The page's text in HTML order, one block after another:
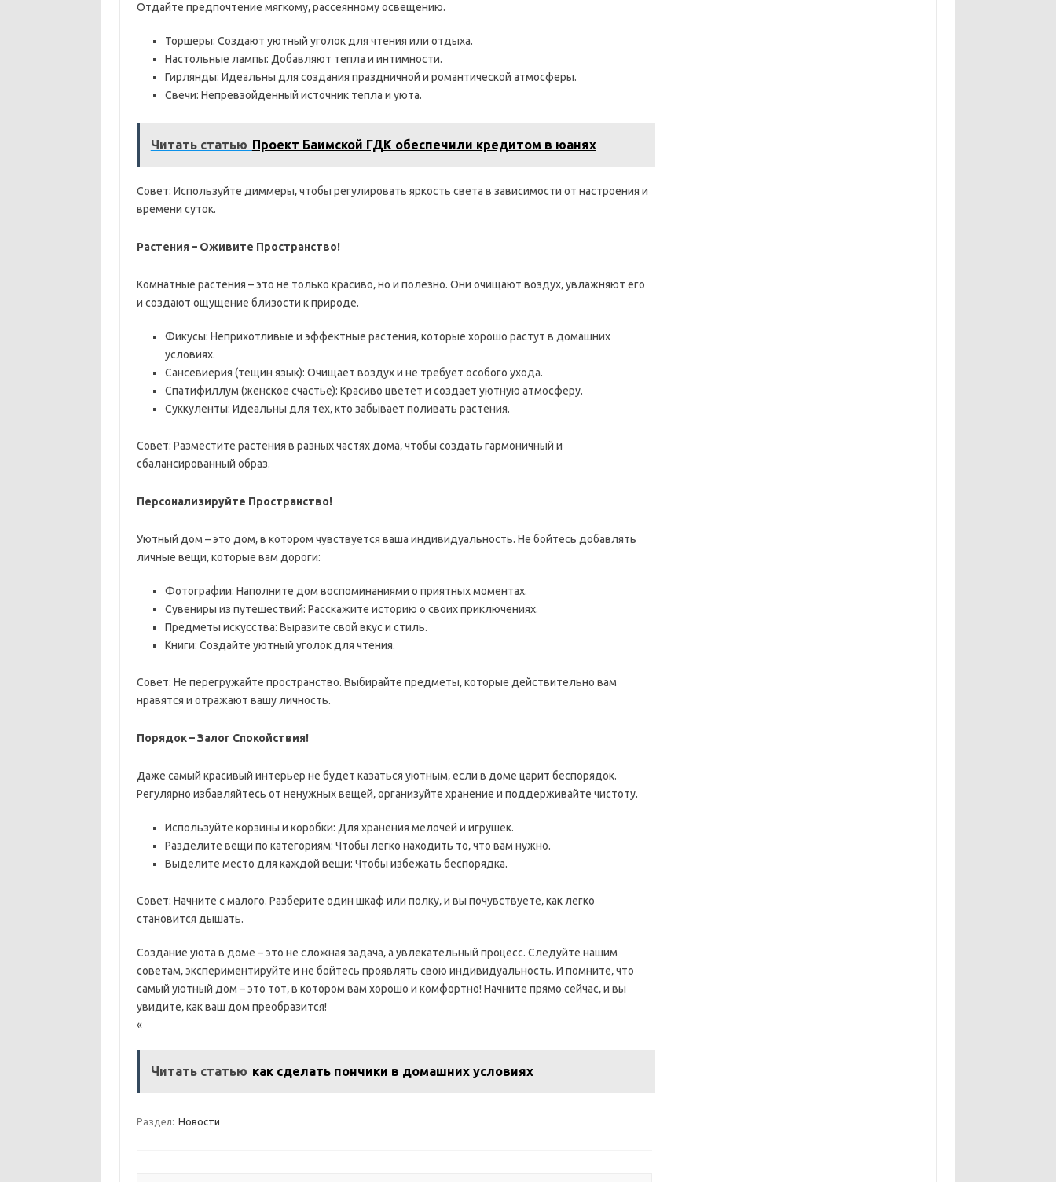
Отдайте предпочтение мягкому‚ рассеянному освещению.
Торшеры: Создают уютный уголок для чтения или отдыха.
Настольные лампы: Добавляют тепла и интимности.
Гирлянды: Идеальны для создания праздничной и романтической атмосферы.
Свечи: Непревзойденный источник тепла и уюта.
Читать статью Проект Баимской ГДК обеспечили кредитом в юанях
Совет: Используйте диммеры‚ чтобы регулировать яркость света в зависимости от настроения и
времени суток.
Растения – Оживите Пространство!
Комнатные растения – это не только красиво‚ но и полезно. Они очищают воздух‚ увлажняют его
и создают ощущение близости к природе.
Фикусы: Неприхотливые и эффектные растения‚ которые хорошо растут в домашних
условиях.
Сансевиерия (тещин язык): Очищает воздух и не требует особого ухода.
Спатифиллум (женское счастье): Красиво цветет и создает уютную атмосферу.
Суккуленты: Идеальны для тех‚ кто забывает поливать растения.
Совет: Разместите растения в разных частях дома‚ чтобы создать гармоничный и
сбалансированный образ.
Персонализируйте Пространство!
Уютный дом – это дом‚ в котором чувствуется ваша индивидуальность. Не бойтесь добавлять
личные вещи‚ которые вам дороги:
Фотографии: Наполните дом воспоминаниями о приятных моментах.
Сувениры из путешествий: Расскажите историю о своих приключениях.
Предметы искусства: Выразите свой вкус и стиль.
Книги: Создайте уютный уголок для чтения.
Совет: Не перегружайте пространство. Выбирайте предметы‚ которые действительно вам
нравятся и отражают вашу личность.
Порядок – Залог Спокойствия!
Даже самый красивый интерьер не будет казаться уютным‚ если в доме царит беспорядок.
Регулярно избавляйтесь от ненужных вещей‚ организуйте хранение и поддерживайте чистоту.
Используйте корзины и коробки: Для хранения мелочей и игрушек.
Разделите вещи по категориям: Чтобы легко находить то‚ что вам нужно.
Выделите место для каждой вещи: Чтобы избежать беспорядка.
Совет: Начните с малого. Разберите один шкаф или полку‚ и вы почувствуете‚ как легко
становится дышать.
Создание уюта в доме – это не сложная задача‚ а увлекательный процесс. Следуйте нашим
советам‚ экспериментируйте и не бойтесь проявлять свою индивидуальность. И помните‚ что
самый уютный дом – это тот‚ в котором вам хорошо и комфортно! Начните прямо сейчас‚ и вы
увидите‚ как ваш дом преобразится!
«
Читать статью как сделать пончики в домашних условиях
Раздел: Новости